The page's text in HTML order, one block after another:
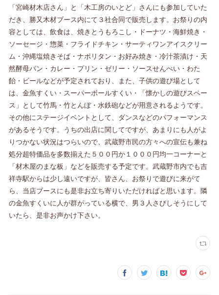
「宮崎材木店さん」と「木工房のいとど」さんにも参加していた
だき、勝又木材ブース内にて３社合同で販売します。お祭りの内
容としては、飲食は、焼きとうもろこし・ドーナツ・海鮮焼き・
ソーセージ・惣菜・フライドチキン・サーティワンアイスクリー
ム・沖縄塩焼きそば・ナポリタン・お好み焼き・冷汁茶漬け・天
然酵母パン・カレー・プリン・ゼリー・ソースせんべい・わた
飴・ビールなどが予定されており、また、子供の遊び場として
は、金魚すくい・スーパーボールすくい・「懐かしの遊びスペー
ス」として竹馬・竹とんぼ・水鉄砲などが用意されるようです。
その他にステージイベントとして、ダンスなどのパフォーマンス
があるそうです。うちの出店に関してですが、あまりにも人がよ
りつかない状況はつらいので、武蔵野市民の方々への宣伝も兼ね
処分超特価品を多数揃えた５００円か１０００円均一コーナーと
「材木屋のまな板」などを販売する予定です。武蔵野市内でも吉
祥寺駅からは少し遠いですが、皆さん、お祭りで遊びに来がて
ら、当店ブースにも是非お立ち寄りいただければと思います。隣
の金魚すくいに人が群がっている横で、男３人さびしそうにして
いたら、是非お声かけ下さい。